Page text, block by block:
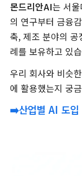
몬드리안AI는 서
의 연구부터 금융
축, 제조 분야의
례를 보유하고 있
우리 회사와 비슷
에 활용했는지 궁
➡️산업별 AI 도입